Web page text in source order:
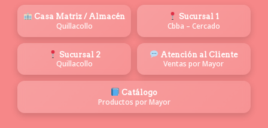
Saltar
contenido
Casa Matriz / Almacén
Quillacollo
Sucursal 1
Cbba – Cercado
Sucursal 2
Quillacollo
Atención al Cliente
Ventas por Mayor
Catálogo
Productos por Mayor